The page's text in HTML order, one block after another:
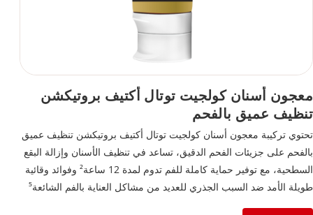
معجون أسنان كولجيت توتال أكتيف بروتيكشن
تنظيف عميق بالفحم
تحتوي تركيبة معجون أسنان كولجيت توتال أكتيف بروتيكشن تنظيف عميق
بالفحم على جزيئات الفحم الدقيق، تساعد في تنظيف الأسنان وإزالة البقع
السطحية، مع توفير حماية كاملة للفم تدوم لمدة 12 ساعة² وفوائد وقائية
طويلة الأمد ضد السبب الجذري للعديد من مشاكل العناية بالفم الشائعة⁵